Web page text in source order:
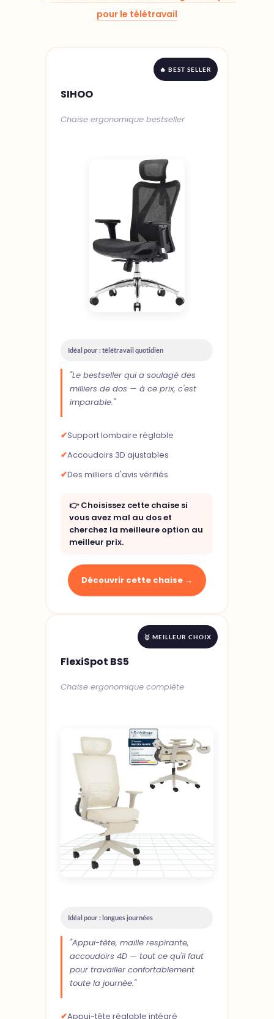
pour le télétravail
🔥 BEST SELLER
SIHOO
Chaise ergonomique bestseller
Idéal pour : télétravail quotidien
"Le bestseller qui a soulagé des
milliers de dos — à ce prix, c'est
imparable."
✔Support lombaire réglable
✔Accoudoirs 3D ajustables
✔Des milliers d'avis vérifiés
👉 Choisissez cette chaise si
vous avez mal au dos et
cherchez la meilleure option au
meilleur prix.
Découvrir cette chaise →
🥇 MEILLEUR CHOIX
FlexiSpot BS5
Chaise ergonomique complète
Idéal pour : longues journées
"Appui-tête, maille respirante,
accoudoirs 4D — tout ce qu'il faut
pour travailler confortablement
toute la journée."
✔Appui-tête réglable intégré